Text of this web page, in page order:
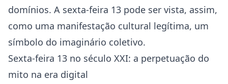
domínios. A sexta-feira 13 pode ser vista, assim,
como uma manifestação cultural legítima, um
símbolo do imaginário coletivo.
Sexta-feira 13 no século XXI: a perpetuação do
mito na era digital